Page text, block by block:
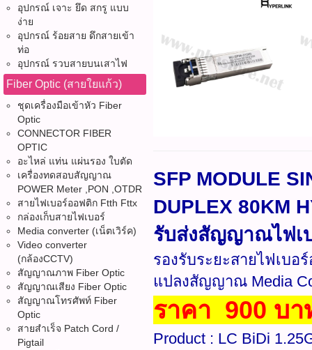
อุปกรณ์ เจาะ ยึด สกรู แบบ
ง่าย
อุปกรณ์ ร้อยสาย ดึกสายเข้า
ท่อ
อุปกรณ์ รวบสายบนเสาไฟ
Fiber Optic (สายใยแก้ว)
ชุดเครื่องมือเข้าหัว Fiber
Optic
CONNECTOR FIBER
OPTIC
อะไหล่ แท่น แผ่นรอง ใบตัด
เครื่องทดสอบสัญญาณ
POWER Meter ,PON ,OTDR
สายไฟเบอร์ออฟติก Ftth Fttx
กล่องเก็บสายไฟเบอร์
Media converter (เน็ตเวิร์ค)
Video converter
(กล้องCCTV)
สัญญาณภาพ Fiber Optic
สัญญาณเสียง Fiber Optic
สัญญาณโทรศัพท์ Fiber
Optic
สายสำเร็จ Patch Cord /
Pigtail
SFP MODULE
DUPLEX 80KM
รับส่งสัญญาณไฟเ
รองรับระยะสายไฟเบ
แปลงสัญญาณ Media
ราคา 900 บา
Product : LC BiDi